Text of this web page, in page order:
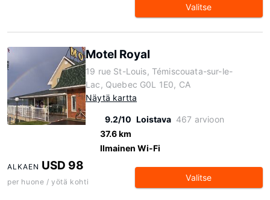
Valitse
Motel Royal
19 rue St-Louis, Témiscouata-sur-le-
Lac, Quebec G0L 1E0, CA
Näytä kartta
9.2/10 Loistava 467 arvioon
37.6 km
Ilmainen Wi-Fi
ALKAEN USD 98
per huone / yötä kohti Valitse